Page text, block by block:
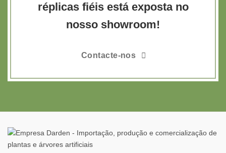
réplicas fiéis está exposta no
nosso showroom!
Contacte-nos